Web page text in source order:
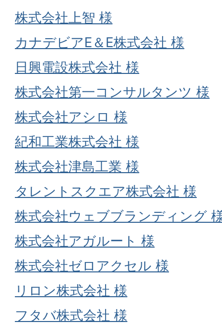
株式会社上智 様
カナデビアE＆E株式会社 様
日興電設株式会社 様
株式会社第一コンサルタンツ 様
株式会社アシロ 様
紀和工業株式会社 様
株式会社津島工業 様
タレントスクエア株式会社 様
株式会社ウェブブランディング
株式会社アガルート 様
株式会社ゼロアクセル 様
リロン株式会社 様
フタバ株式会社 様